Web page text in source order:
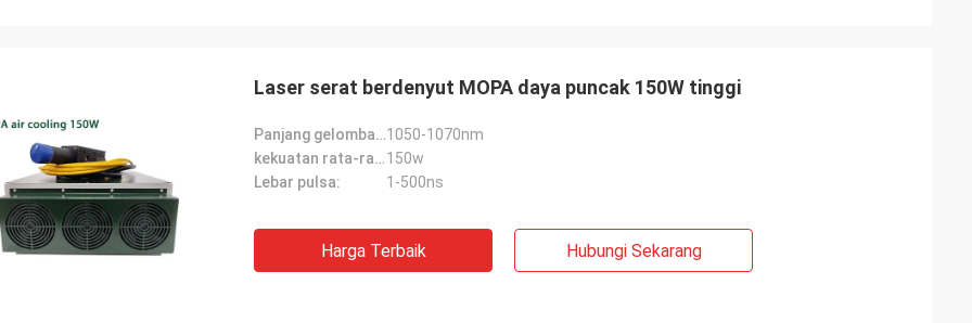
Laser serat berdenyut MOPA daya puncak 150W tinggi
Panjang gelombang pusat:1050-1070nm
kekuatan rata-rata:150w
Lebar pulsa:
1-500ns
Harga Terbaik Hubungi Sekarang